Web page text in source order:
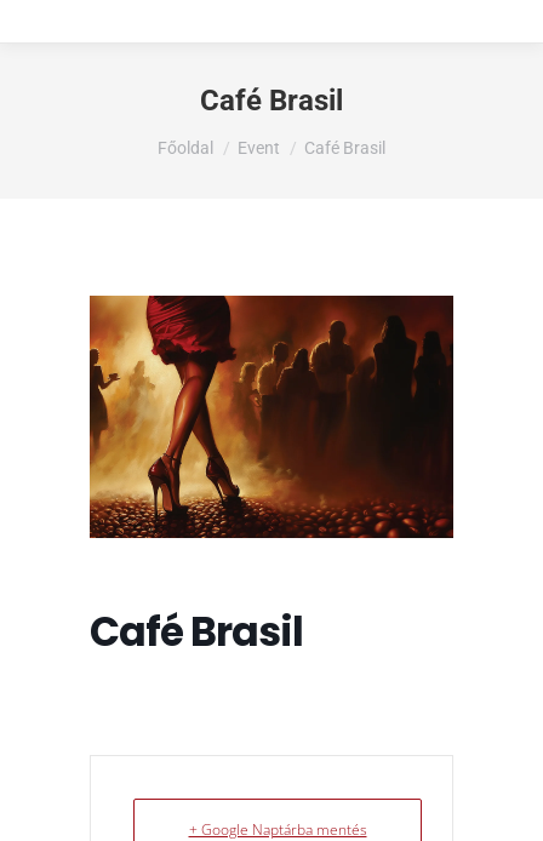
Café Brasil
Ön itt van:
Főoldal Event Café Brasil
Café Brasil
+ Google Naptárba mentés